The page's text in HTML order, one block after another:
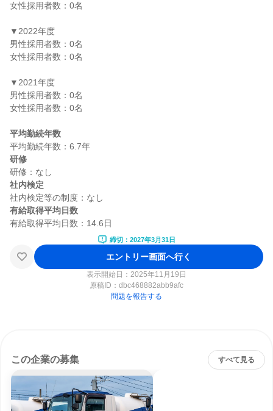
女性採用者数：0名
▼2022年度
男性採用者数：0名
女性採用者数：0名
▼2021年度
男性採用者数：0名
女性採用者数：0名
平均勤続年数
研修
社内検定
有給取得平均日数
締切：2027年3月31日
エントリー画面へ行く
表示開始日：2025年11月19日
原稿ID： dbc468882abb9afc
問題を報告する
この企業の募集 すべて見る